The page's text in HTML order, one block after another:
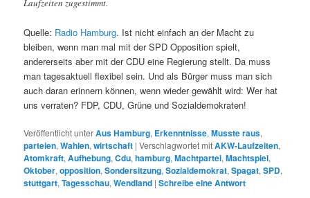
Laufzeiten zugestimmt.
Quelle: Radio Hamburg. Ist nicht einfach an der Macht zu
bleiben, wenn man mal mit der SPD Opposition spielt,
andererseits aber mit der CDU eine Regierung stellt. Da muss
man tagesaktuell flexibel sein. Und als Bürger muss man sich
auch daran erinnern können, wenn wieder gewählt wird: Wer hat
uns verraten? FDP, CDU, Grüne und Sozialdemokraten!
Veröffentlicht unterAus Hamburg, Erkenntnisse,Musste raus,
parteien,Wahlen,wirtschaft |Verschlagwortet mitAKW-Laufzeiten,
Atomkraft,Aufhebung,Cdu,hamburg,Machtpartei,Machtspiel,
Oktober,opposition,Sondersitzung,Sozialdemokrat,Spagat,SPD,
stuttgart,Tagesschau,Wendland |Schreibe eine Antwort